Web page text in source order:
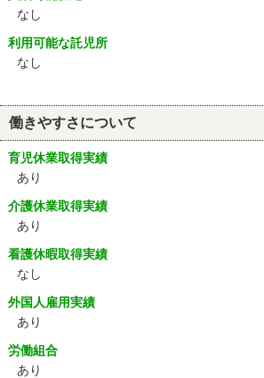
なし
利用可能な託児所
なし
働きやすさについて
育児休業取得実績
あり
介護休業取得実績
あり
看護休暇取得実績
なし
外国人雇用実績
あり
労働組合
あり